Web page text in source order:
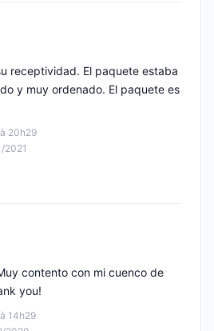
20h29
2021
receptividad. El paquete estaba
y muy ordenado. El paquete es
14h29
contento con mi cuenco de
you!